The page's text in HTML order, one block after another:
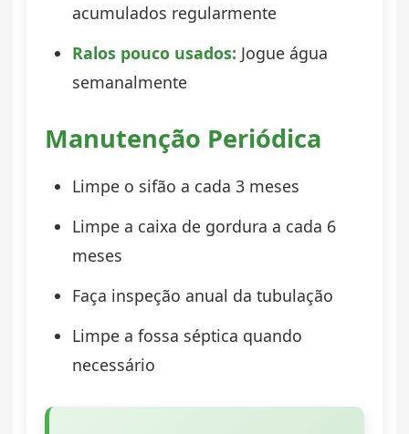
acumulados regularmente
Ralos pouco usados: Jogue água
semanalmente
Manutenção Periódica
Limpe o sifão a cada 3 meses
Limpe a caixa de gordura a cada 6
meses
Faça inspeção anual da tubulação
Limpe a fossa séptica quando
necessário